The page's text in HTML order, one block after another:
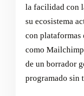
la facilidad con
su ecosistema
con
como
de un borrador
programado sin